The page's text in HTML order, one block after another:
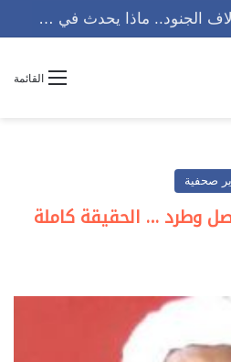
22 قافلة عسكرية وآلاف الجنود.. ماذا يحدث في كردفان مع تصاعد أزمة النازحين؟
القائمة
صحفية
وطرد … الحقيقة كاملة